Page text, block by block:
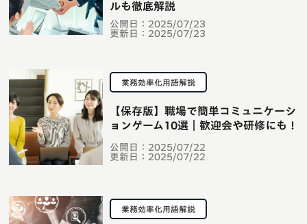
公開日： 2025/07/23
更新日： 2025/07/23
ルも徹底解説
業務効率化用語解説
公開日： 2025/07/22
更新日： 2025/07/22
【保存版】職場で簡単コミュニケーシ
ョンゲーム10選｜歓迎会や研修にも！
業務効率化用語解説